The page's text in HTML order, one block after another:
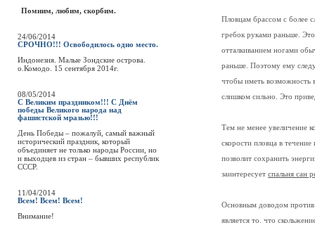
Помним, любим, скорбим.
24/06/2014
СРОЧНО!!! Освободилось одно место.
Индонезия. Малые Зондские острова.
о.Комодо. 15 сентября 2014г.
08/05/2014
С Великим праздником!!! С Днём
победы Великого народа над
фашистской мразью!!!
День Победы – пожалуй, самый важный
исторический праздник, который
объединяет не только народы России, но
и выходцев из стран – бывших республик
СССР.
11/04/2014
Всем! Всем! Всем!
Внимание!
Пловцам брассом с более
гребок руками раньше.
отталкиванием ногами
раньше. Поэтому ему
чтобы иметь возможность
слишком сильно. Это
Тем не менее увеличение
скорости пловца в
позволит сохранить
заинтересует спальня сан
Основным доводом против
является то. что